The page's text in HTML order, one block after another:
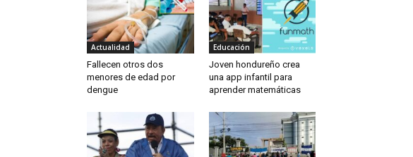
Actualidad
Fallecen otros dos
menores de edad por
dengue
Educación
Joven hondureño crea
una app infantil para
aprender matemáticas